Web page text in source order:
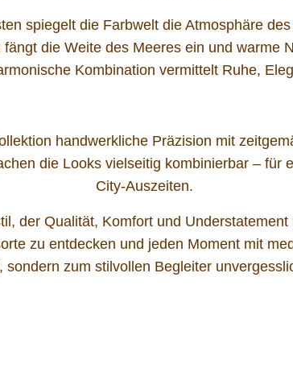
spiegelt die Farbwelt die Atmosphäre
die Weite des Meeres ein und warme
Kombination vermittelt Ruhe,
handwerkliche Präzision mit
die Looks vielseitig kombinierbar – für
City-Auszeiten.
der Qualität, Komfort und
zu entdecken und jeden Moment mit
sondern zum stilvollen Begleiter